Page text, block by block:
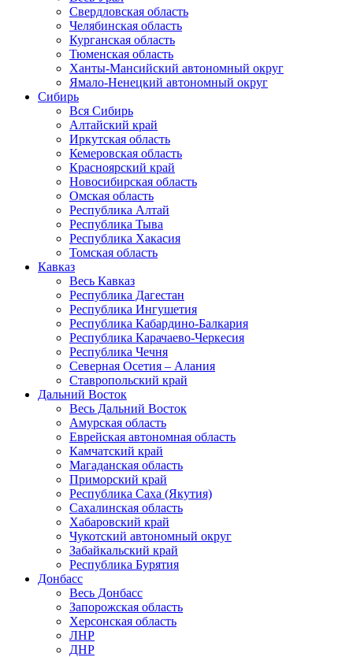
Свердловская область
Челябинская область
Курганская область
Тюменская область
Ханты-Мансийский автономный округ
Ямало-Ненецкий автономный округ
Сибирь
Вся Сибирь
Алтайский край
Иркутская область
Кемеровская область
Красноярский край
Новосибирская область
Омская область
Республика Алтай
Республика Тыва
Республика Хакасия
Томская область
Кавказ
Весь Кавказ
Республика Дагестан
Республика Ингушетия
Республика Кабардино-Балкария
Республика Карачаево-Черкесия
Республика Чечня
Северная Осетия – Алания
Ставропольский край
Дальний Восток
Весь Дальний Восток
Амурская область
Еврейская автономная область
Камчатский край
Магаданская область
Приморский край
Республика Саха (Якутия)
Сахалинская область
Хабаровский край
Чукотский автономный округ
Забайкальский край
Республика Бурятия
Донбасс
Весь Донбасс
Запорожская область
Херсонская область
ЛНР
ДНР